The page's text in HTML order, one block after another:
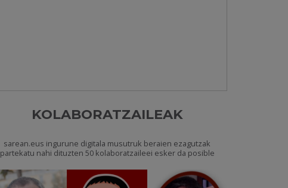
KOLABORATZAILEAK
sarean.eus ingurune digitala musutruk beraien ezagutzak
partekatu nahi dituzten 50 kolaboratzaileei esker da posible